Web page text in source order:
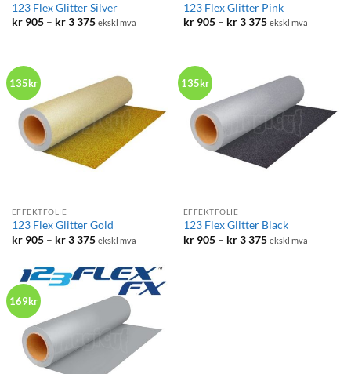
123 Flex Glitter Silver
kr905 – kr3 375Prisområde:
ekskl mva
123 Flex Glitter Pink
kr905 – kr3 375Prisområde:
ekskl mva
135kr
EFFEKTFOLIE
123 Flex Glitter Gold
kr905 – kr3 375Prisområde:
kr 3
375
ekskl mva
135kr
EFFEKTFOLIE
123 Flex Glitter Black
kr905 – kr3 375Prisområde:
ekskl mva
169kr